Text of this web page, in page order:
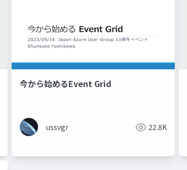
今から始めるEvent Grid
ussvgr 22.8K